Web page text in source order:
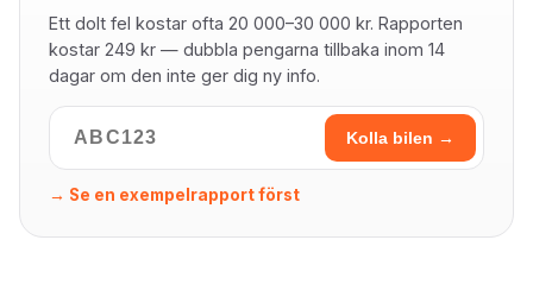
Ett dolt fel kostar ofta 20 000–30 000 kr. Rapporten
kostar 249 kr — dubbla pengarna tillbaka inom 14
dagar om den inte ger dig ny info.
Kolla bilen →
→ Se en exempelrapport först